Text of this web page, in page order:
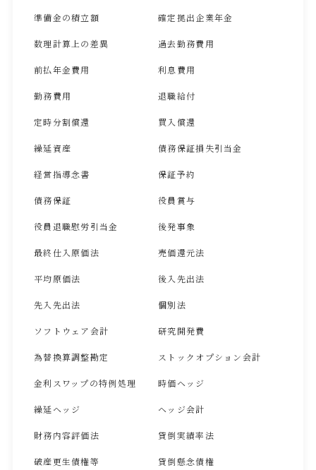
準備金の積立額 確定拠出企業年金
数理計算上の差異 過去勤務費用
前払年金費用 利息費用
勤務費用 退職給付
定時分割償還 買入償還
繰延資産 債務保証損失引当金
経営指導念書 保証予約
債務保証 役員賞与
役員退職慰労引当金 後発事象
最終仕入原価法 売価還元法
平均原価法 後入先出法
先入先出法 個別法
ソフトウェア会計 研究開発費
為替換算調整勘定 ストックオプション会計
金利スワップの特例処理 時価ヘッジ
繰延ヘッジ ヘッジ会計
財務内容評価法 貸倒実績率法
破産更生債権等 貸倒懸念債権